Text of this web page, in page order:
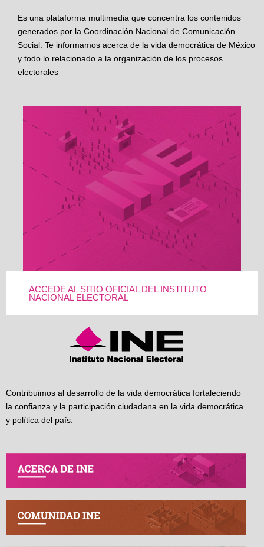
Es una plataforma multimedia que concentra los contenidos
generados por la Coordinación Nacional de Comunicación
Social. Te informamos acerca de la vida democrática de México
y todo lo relacionado a la organización de los procesos
electorales
ACCEDE AL SITIO OFICIAL DEL INSTITUTO
NACIONAL ELECTORAL
Contribuimos al desarrollo de la vida democrática fortaleciendo
la confianza y la participación ciudadana en la vida democrática
y política del país.